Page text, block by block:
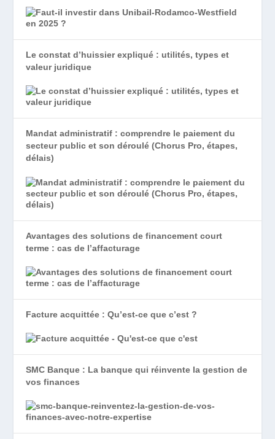
Le constat d’huissier expliqué : utilités, types et
valeur juridique
Mandat administratif : comprendre le paiement du
secteur public et son déroulé (Chorus Pro, étapes,
délais)
Avantages des solutions de financement court
terme : cas de l’affacturage
Facture acquittée : Qu’est-ce que c’est ?
SMC Banque : La banque qui réinvente la gestion de
vos finances